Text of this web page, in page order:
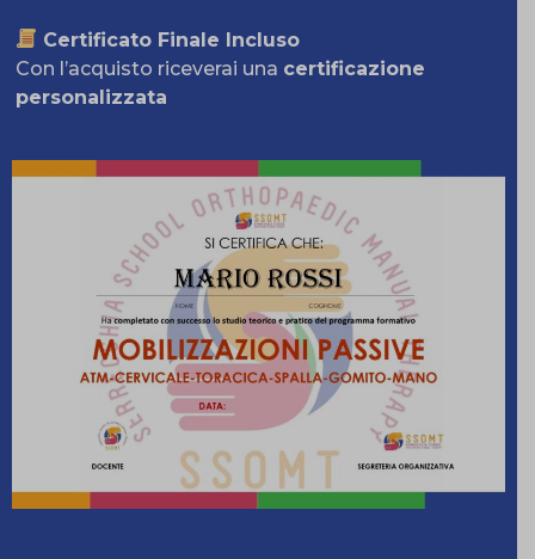
Certificato Finale Incluso
Con l’acquisto riceverai una certificazione
personalizzata